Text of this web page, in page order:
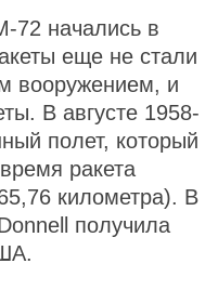
72 начались в
еще не стали
вооружением, и
В августе 1958-
полет, который
ракета
километра). В
получила